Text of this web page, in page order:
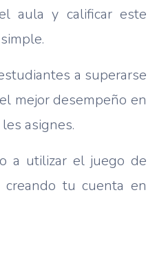
aula y calificar este
a superarse
mejor desempeño en
asignes.
a utilizar el juego de
tu cuenta en